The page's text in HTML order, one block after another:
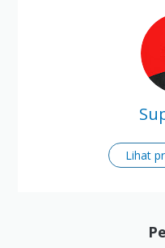
Lihat